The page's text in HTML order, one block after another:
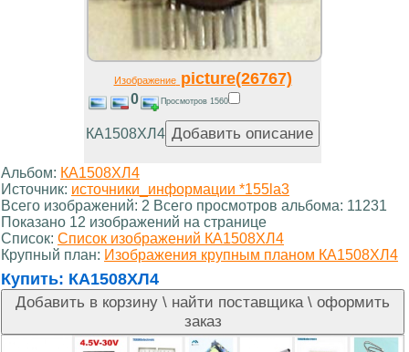
Изображениеpicture(26767)
0 Просмотров 1560
КА1508ХЛ4
Альбом: КА1508ХЛ4
Источник: источники_информации *155la3
Всего изображений: 2 Всего просмотров альбома: 11231
Показано 12 изображений на странице
Список: Список изображений КА1508ХЛ4
Крупный план: Изображения крупным планом КА1508ХЛ4
Купить: КА1508ХЛ4